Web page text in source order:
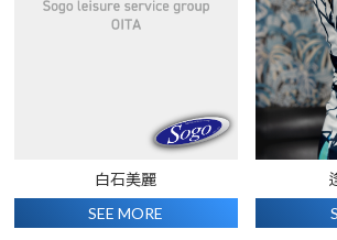
白石美麗
SEE MORE